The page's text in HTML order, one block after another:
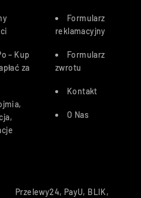
– Kup
za
Formularz
reklamacyjny
Formularz
zwrotu
Kontakt
O Nas
Przelewy24, PayU, BLIK,